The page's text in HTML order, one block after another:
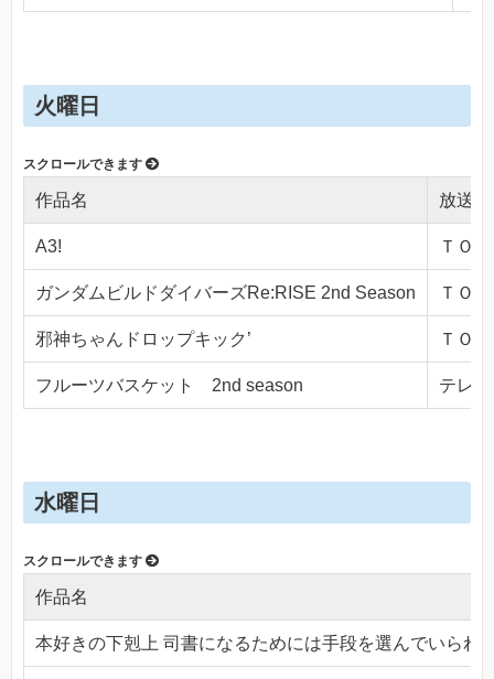
火曜日
作品名 放送局
A3! ＴＯ
ガンダムビルドダイバーズRe:RISE 2nd Season ＴＯ
邪神ちゃんドロップキック’ ＴＯ
フルーツバスケット 2nd season テレ
水曜日
作品名
本好きの下剋上 司書になるためには手段を選んでいられ